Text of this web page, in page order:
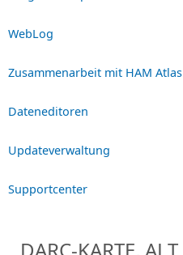
WebLog
Zusammenarbeit mit HAM Atlas
Dateneditoren
Updateverwaltung
Supportcenter
DARC-KARTE, ALT